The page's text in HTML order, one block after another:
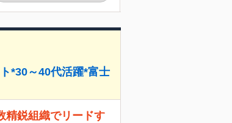
*30～40代活躍*富士
精鋭組織でリードす